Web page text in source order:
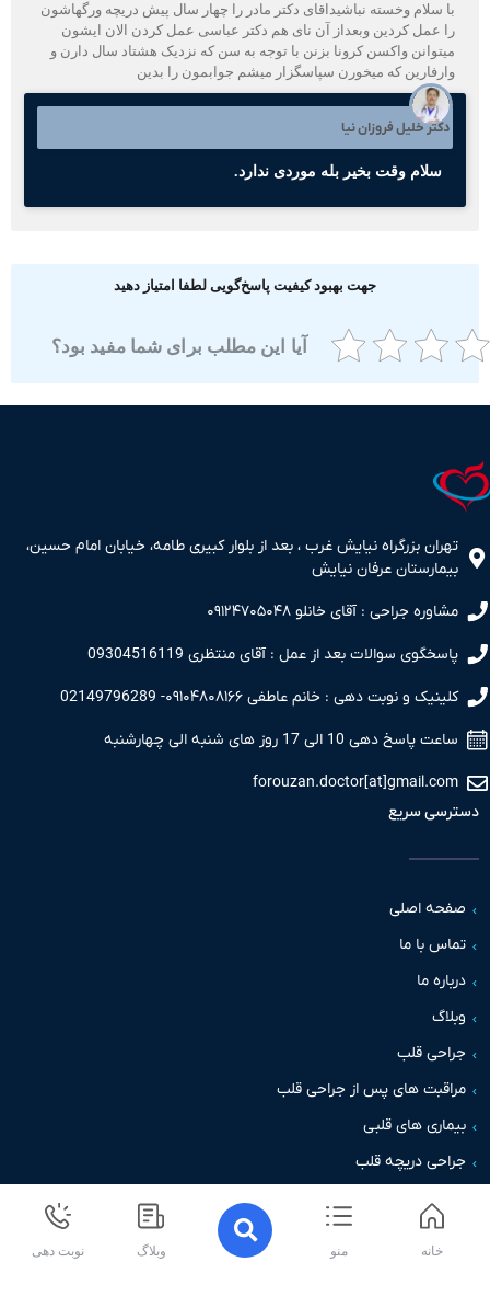
سلام وخسته نباشیداقای دکتر مادر را چهار سال پیش دریچه ورگهاشون
عمل کردین وبعداز آن نای هم دکتر عباسی عمل کردن الان ایشون
واکسن کرونا بزنن با توجه به سن که نزدیک هشتاد سال دارن و
که میخورن سپاسگزار میشم جوابمون را بدین
دکتر خلیل فروزان نیا
سلام وقت بخیر بله موردی ندارد.
جهت بهبود کیفیت پاسخ‌گویی لطفا امتیاز دهید
آیا این مطلب برای شما مفید بود؟
بزرگراه نیایش غرب ، بعد از بلوار کبیری طامه، خیابان امام حسین،
عرفان نیایش
جراحی : آقای خانلو ۰۹۱۲۴۷۰۵۰۴۸
سوالات بعد از عمل : آقای منتظری 09304516119
و نوبت دهی : خانم عاطفی ۰۹۱۰۴۸۰۸۱۶۶- 02149796289
دهی 10 الی 17 روز های شنبه الی چهارشنبه
سریع
اصلی
با ما
ما
قلب
های پس از جراحی قلب
های قلبی
دریچه قلب
نوبت دهی